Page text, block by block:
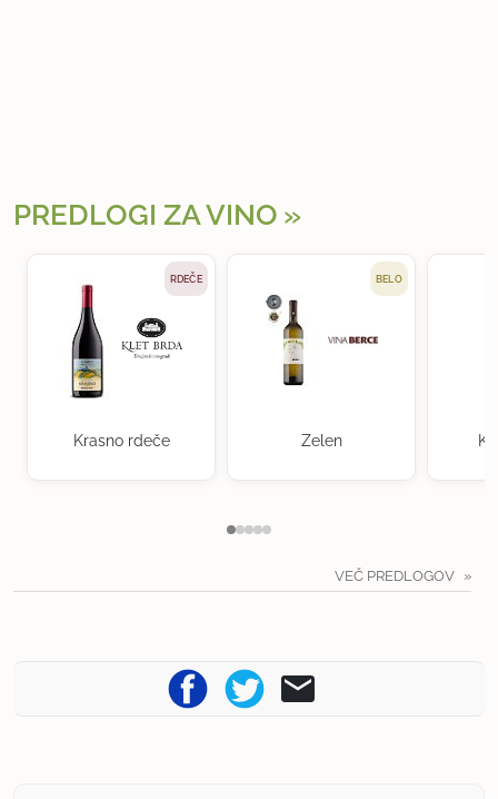
PREDLOGI ZA VINO
RDEČE
Krasno rdeče
BELO
Zelen
VEČ PREDLOGOV